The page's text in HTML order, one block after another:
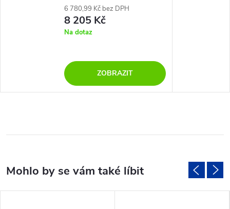
6 780,99 Kč bez DPH
8 205 Kč
Na dotaz
ZOBRAZIT